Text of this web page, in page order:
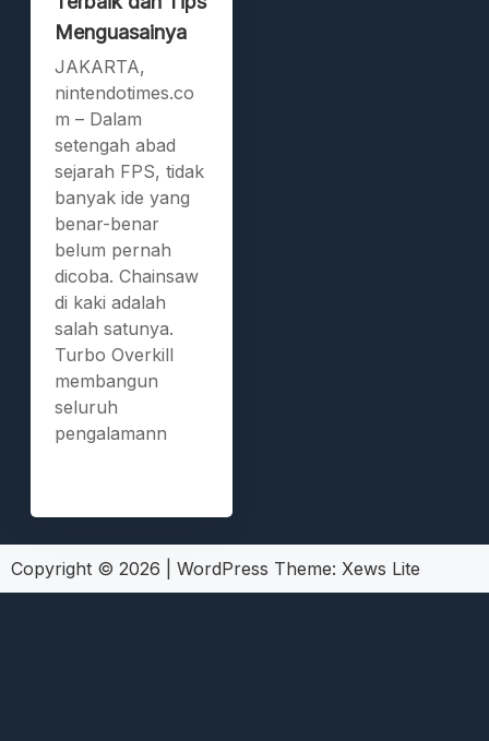
Menguasainya
JAKARTA,
nintendotimes.co
m – Dalam
setengah abad
sejarah FPS, tidak
banyak ide yang
benar-benar
belum pernah
dicoba. Chainsaw
di kaki adalah
salah satunya.
Turbo Overkill
membangun
seluruh
pengalamann
Copyright © 2026 WordPress Theme: Xews Lite